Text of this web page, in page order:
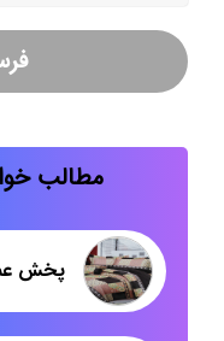
مطالب